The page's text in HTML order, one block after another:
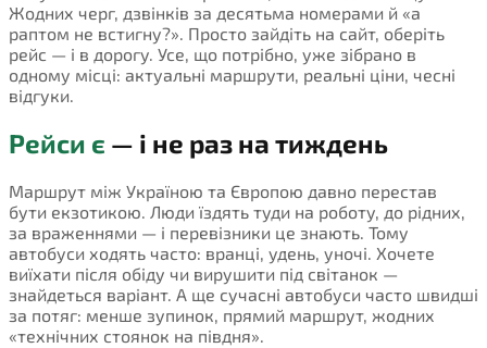
Жодних черг, дзвінків за десятьма номерами й «а
раптом не встигну?». Просто зайдіть на сайт, оберіть
рейс — і в дорогу. Усе, що потрібно, уже зібрано в
одному місці: актуальні маршрути, реальні ціни, чесні
відгуки.
Рейси є — і не раз на тиждень
Маршрут між Україною та Європою давно перестав
бути екзотикою. Люди їздять туди на роботу, до рідних,
за враженнями — і перевізники це знають. Тому
автобуси ходять часто: вранці, удень, уночі. Хочете
виїхати після обіду чи вирушити під світанок —
знайдеться варіант. А ще сучасні автобуси часто швидші
за потяг: менше зупинок, прямий маршрут, жодних
«технічних стоянок на півдня».